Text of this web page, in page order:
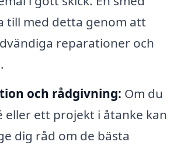
till med detta genom att
reparationer och
och rådgivning: Om du
eller ett projekt i åtanke kan
dig råd om de bästa